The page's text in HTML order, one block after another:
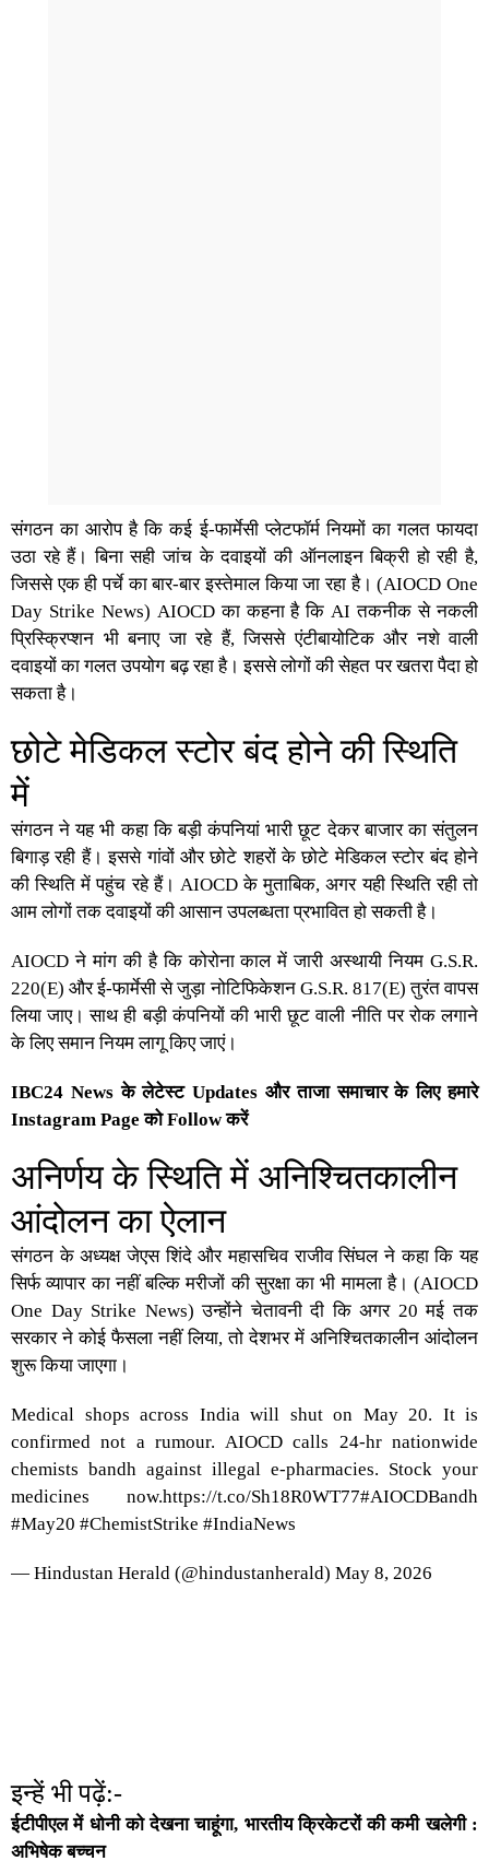
संगठन का आरोप है कि कई ई-फार्मेसी प्लेटफॉर्म नियमों का गलत फायदा
उठा रहे हैं। बिना सही जांच के दवाइयों की ऑनलाइन बिक्री हो रही है,
जिससे एक ही पर्चे का बार-बार इस्तेमाल किया जा रहा है। (AIOCD One
Day Strike News) AIOCD का कहना है कि AI तकनीक से नकली
प्रिस्क्रिप्शन भी बनाए जा रहे हैं, जिससे एंटीबायोटिक और नशे वाली
दवाइयों का गलत उपयोग बढ़ रहा है। इससे लोगों की सेहत पर खतरा पैदा हो
सकता है।
छोटे मेडिकल स्टोर बंद होने की स्थिति
में
संगठन ने यह भी कहा कि बड़ी कंपनियां भारी छूट देकर बाजार का संतुलन
बिगाड़ रही हैं। इससे गांवों और छोटे शहरों के छोटे मेडिकल स्टोर बंद होने
की स्थिति में पहुंच रहे हैं। AIOCD के मुताबिक, अगर यही स्थिति रही तो
आम लोगों तक दवाइयों की आसान उपलब्धता प्रभावित हो सकती है।
AIOCD ने मांग की है कि कोरोना काल में जारी अस्थायी नियम G.S.R.
220(E) और ई-फार्मेसी से जुड़ा नोटिफिकेशन G.S.R. 817(E) तुरंत वापस
लिया जाए। साथ ही बड़ी कंपनियों की भारी छूट वाली नीति पर रोक लगाने
के लिए समान नियम लागू किए जाएं।
IBC24 News के लेटेस्ट Updates और ताजा समाचार के लिए हमारे
Instagram Page को Follow करें
अनिर्णय के स्थिति में अनिश्चितकालीन
आंदोलन का ऐलान
संगठन के अध्यक्ष जेएस शिंदे और महासचिव राजीव सिंघल ने कहा कि यह
सिर्फ व्यापार का नहीं बल्कि मरीजों की सुरक्षा का भी मामला है। (AIOCD
One Day Strike News) उन्होंने चेतावनी दी कि अगर 20 मई तक
सरकार ने कोई फैसला नहीं लिया, तो देशभर में अनिश्चितकालीन आंदोलन
शुरू किया जाएगा।
Medical shops across India will shut on May 20. It is
confirmed not a rumour. AIOCD calls 24-hr nationwide
chemists bandh against illegal e-pharmacies. Stock your
medicines now.https://t.co/Sh18R0WT77#AIOCDBandh
#May20 #ChemistStrike #IndiaNews
— Hindustan Herald (@hindustanherald) May 8, 2026
इन्हें भी पढ़ें:-
ईटीपीएल में धोनी को देखना चाहूंगा, भारतीय क्रिकेटरों की कमी खलेगी :
अभिषेक बच्चन